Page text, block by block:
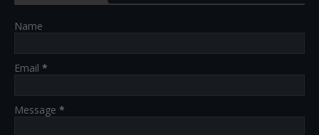
Name
Email *
Message *